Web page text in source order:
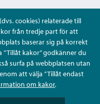
cookies) relaterade till
från tredje part för att
baserar sig på korrekt
kakor” godkänner du
surfa på webbplatsen utan
att välja ”Tillåt endast
om kakor.